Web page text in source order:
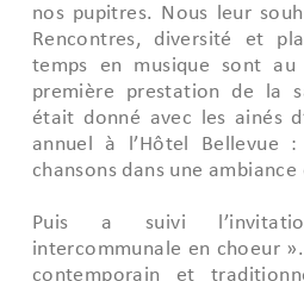
nos pupitres. Nous leur
Rencontres, diversité et
temps en musique sont
première prestation de la
était donné avec les ainés
annuel à l’Hôtel Bellevue
chansons dans une ambiance
Puis a suivi
intercommunale en choeur
contemporain et